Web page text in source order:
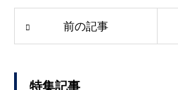
前の記事
特集記事